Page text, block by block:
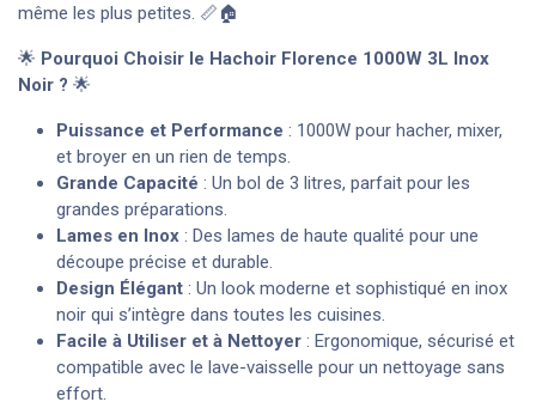
même les plus petites. 📏🏠
🌟 Pourquoi Choisir le Hachoir Florence 1000W 3L Inox
Noir ? 🌟
Puissance et Performance : 1000W pour hacher, mixer,
et broyer en un rien de temps.
Grande Capacité : Un bol de 3 litres, parfait pour les
grandes préparations.
Lames en Inox : Des lames de haute qualité pour une
découpe précise et durable.
Design Élégant : Un look moderne et sophistiqué en inox
noir qui s’intègre dans toutes les cuisines.
Facile à Utiliser et à Nettoyer : Ergonomique, sécurisé et
compatible avec le lave-vaisselle pour un nettoyage sans
effort.